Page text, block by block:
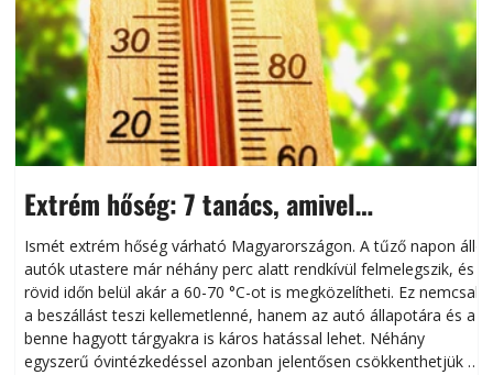
Extrém hőség: 7 tanács, amivel
megóvhatjuk autónkat a nyári károktól
Ismét extrém hőség várható Magyarországon. A tűző napon álló
autók utastere már néhány perc alatt rendkívül felmelegszik, és
rövid időn belül akár a 60-70 °C-ot is megközelítheti. Ez nemcsak
a beszállást teszi kellemetlenné, hanem az autó állapotára és a
benne hagyott tárgyakra is káros hatással lehet. Néhány
egyszerű óvintézkedéssel azonban jelentősen csökkenthetjük a